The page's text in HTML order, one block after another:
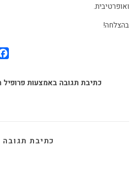
ואופרטיבית.
בהצלחה!
כתיבת תגובה באמצעות פרופיל
כתיבת תגובה